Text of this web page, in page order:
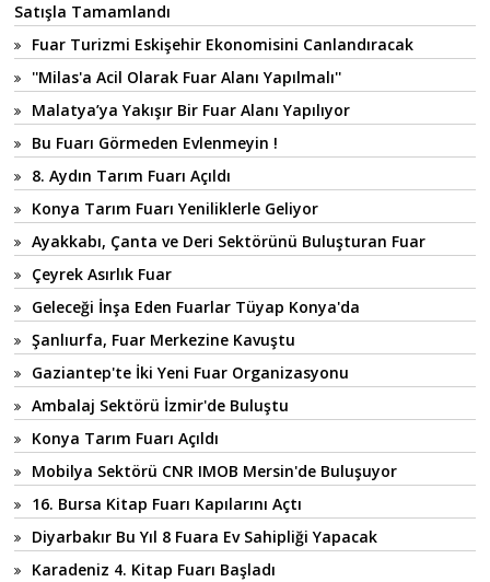
Satışla Tamamlandı
Fuar Turizmi Eskişehir Ekonomisini Canlandıracak
''Milas'a Acil Olarak Fuar Alanı Yapılmalı''
Malatya’ya Yakışır Bir Fuar Alanı Yapılıyor
Bu Fuarı Görmeden Evlenmeyin !
8. Aydın Tarım Fuarı Açıldı
Konya Tarım Fuarı Yeniliklerle Geliyor
Ayakkabı, Çanta ve Deri Sektörünü Buluşturan Fuar
Çeyrek Asırlık Fuar
Geleceği İnşa Eden Fuarlar Tüyap Konya'da
Şanlıurfa, Fuar Merkezine Kavuştu
Gaziantep'te İki Yeni Fuar Organizasyonu
Ambalaj Sektörü İzmir'de Buluştu
Konya Tarım Fuarı Açıldı
Mobilya Sektörü CNR IMOB Mersin'de Buluşuyor
16. Bursa Kitap Fuarı Kapılarını Açtı
Diyarbakır Bu Yıl 8 Fuara Ev Sahipliği Yapacak
Karadeniz 4. Kitap Fuarı Başladı